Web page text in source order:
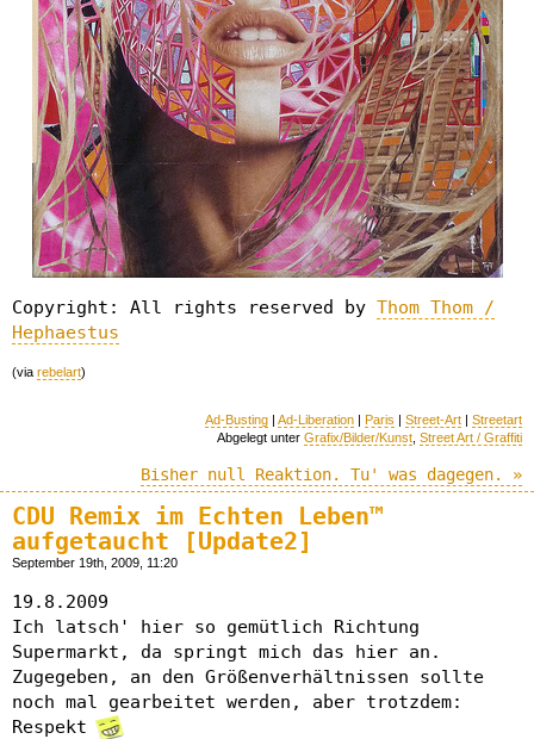
Copyright: All rights reserved by Thom Thom /
Hephaestus
(via rebelart)
Ad-Busting Ad-Liberation Paris Street-Art
Streetart
Abgelegt unter Grafix/Bilder/Kunst, Street Art / Graffiti
Bisher null Reaktion. Tu' was dagegen. »
CDU Remix im Echten Leben™
aufgetaucht [Update2]
September 19th, 2009, 11:20
19.8.2009
Ich latsch' hier so gemütlich Richtung
Supermarkt, da springt mich das hier an.
Zugegeben, an den Größenverhältnissen sollte
noch mal gearbeitet werden, aber trotzdem:
Respekt